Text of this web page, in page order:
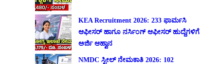
KEA Recruitment 2026: 233 ಫಾರ್ಮಸಿ
ಆಫೀಸರ್ ಹಾಗೂ ನರ್ಸಿಂಗ್ ಆಫೀಸರ್ ಹುದ್ದೆಗಳಿಗೆ
ಅರ್ಜಿ ಆಹ್ವಾನ
NMDC ಸ್ಟೀಲ್ ನೇಮಕಾತಿ 2026: 102